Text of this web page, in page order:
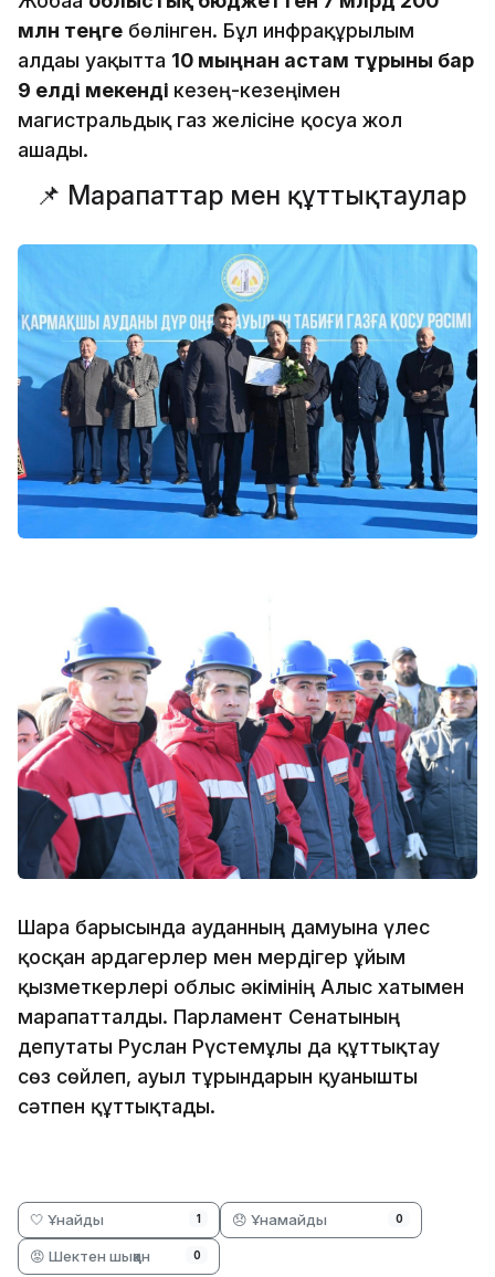
млн теңге бөлінген. Бұл инфрақұрылым
алдағы уақытта 10 мыңнан астам тұрғыны бар
9 елді мекенді кезең-кезеңімен
магистральдық газ желісіне қосуға жол
ашады.
📌 Марапаттар мен құттықтаулар
Шара барысында ауданның дамуына үлес
қосқан ардагерлер мен мердігер ұйым
қызметкерлері облыс әкімінің Алғыс хатымен
марапатталды. Парламент Сенатының
депутаты Руслан Рүстемұлы да құттықтау
сөз сөйлеп, ауыл тұрғындарын қуанышты
сәтпен құттықтады.
🤍 Ұнайды 1 😞 Ұнамайды 0
😡 Шектен шыққан 0